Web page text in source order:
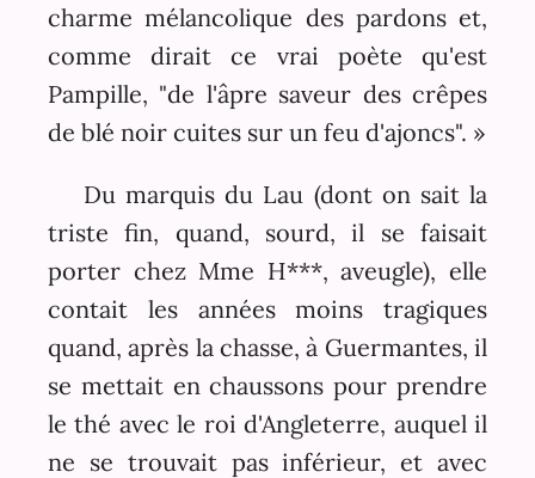
charme mélancolique des pardons et,
comme dirait ce vrai poète qu'est
Pampille, "de l'âpre saveur des crêpes
de blé noir cuites sur un feu d'ajoncs". »
Du marquis du Lau (dont on sait la
triste fin, quand, sourd, il se faisait
porter chez Mme H***, aveugle), elle
contait les années moins tragiques
quand, après la chasse, à Guermantes, il
se mettait en chaussons pour prendre
le thé avec le roi d'Angleterre, auquel il
ne se trouvait pas inférieur, et avec